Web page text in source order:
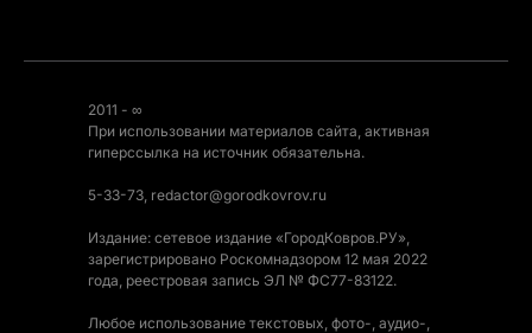
2011 - ∞
При использовании материалов сайта, активная
гиперссылка на источник обязательна.
5-33-73, redactor@gorodkovrov.ru
Издание: сетевое издание «ГородКовров.РУ»,
зарегистрировано Роскомнадзором 12 мая 2022
года, реестровая запись ЭЛ № ФС77-83122.
Любое использование текстовых, фото-, аудио-,